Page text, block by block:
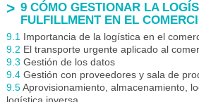
9 CÓMO GESTIONAR LA
FULFILLMENT EN EL
9.1 Importancia de la logística en el
9.2 El transporte urgente aplicado al
9.3 Gestión de los datos
9.4Gestión con proveedores y sala de
9.5Aprovisionamiento, almacenamiento,